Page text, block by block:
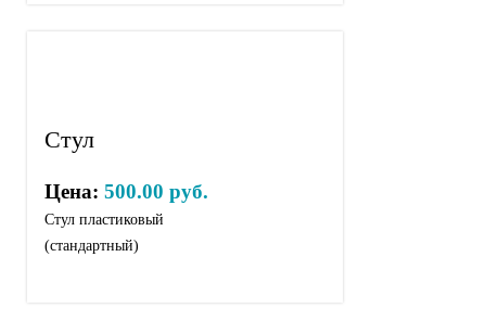
Стул
Цена:500.00 руб.
Стул пластиковый
(стандартный)